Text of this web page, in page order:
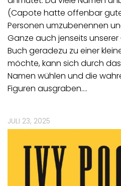
(Capote hatte offenbar
Personen umzubenennen
Ganze auch jenseits
Buch geradezu zu einer
möchte, kann sich durch
Namen wühlen und die
Figuren ausgraben.…
JULI 23, 2025